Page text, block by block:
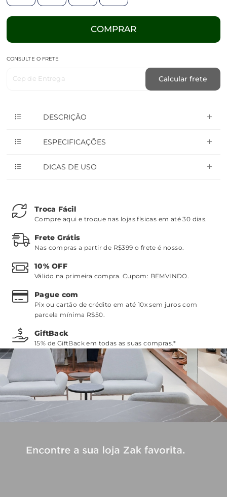
COMPRAR
CONSULTE O FRETE
Cep de Entrega Calcular frete
DESCRIÇÃO
ESPECIFICAÇÕES
DICAS DE USO
Troca Fácil
Compre aqui e troque nas lojas físicas em até 30 dias.
Frete Grátis
Nas compras a partir de R$399 o frete é nosso.
10% OFF
Válido na primeira compra. Cupom: BEMVINDO.
Pague com
Pix ou cartão de crédito em até 10x sem juros com
parcela mínima R$50.
GiftBack
15% de GiftBack em todas as suas compras.*